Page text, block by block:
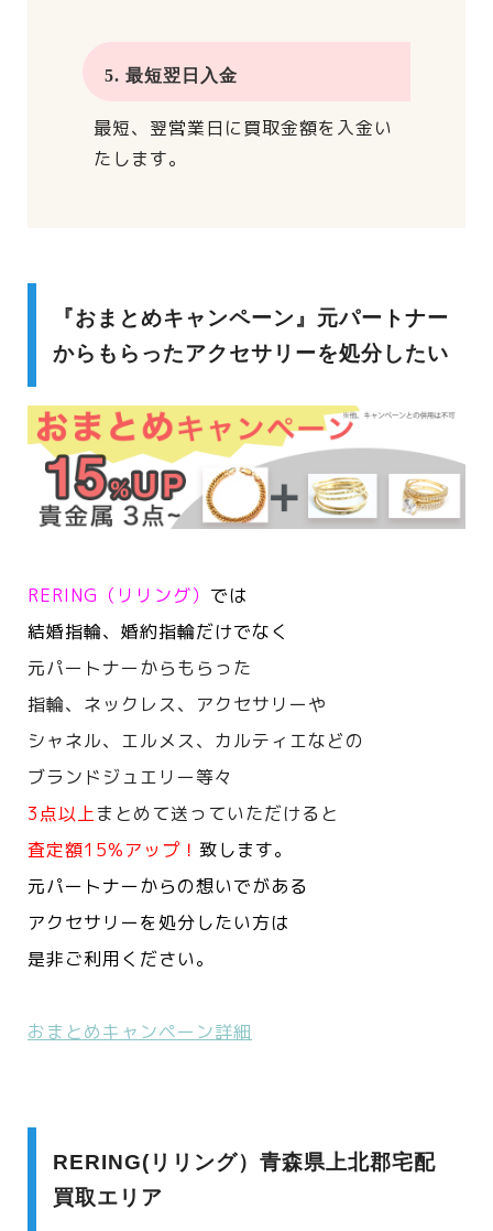
5. 最短翌日入金
最短、翌営業日に買取金額を入金い
たします。
『おまとめキャンペーン』元パートナー
からもらったアクセサリーを処分したい
RERING（リリング） では
結婚指輪、婚約指輪だけでなく
元パートナーからもらった
指輪、ネックレス、アクセサリーや
シャネル、エルメス、カルティエなどの
ブランドジュエリー等々
3点以上まとめて送っていただけると
査定額15%アップ！ 致します。
元パートナーからの想いでがある
アクセサリーを処分したい方は
是非ご利用ください。
おまとめキャンペーン詳細
RERING(リリング）青森県上北郡宅配
買取エリア